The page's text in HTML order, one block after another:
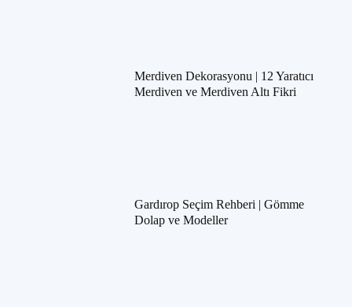
Merdiven Dekorasyonu | 12 Yaratıcı
Merdiven ve Merdiven Altı Fikri
Gardırop Seçim Rehberi | Gömme
Dolap ve Modeller